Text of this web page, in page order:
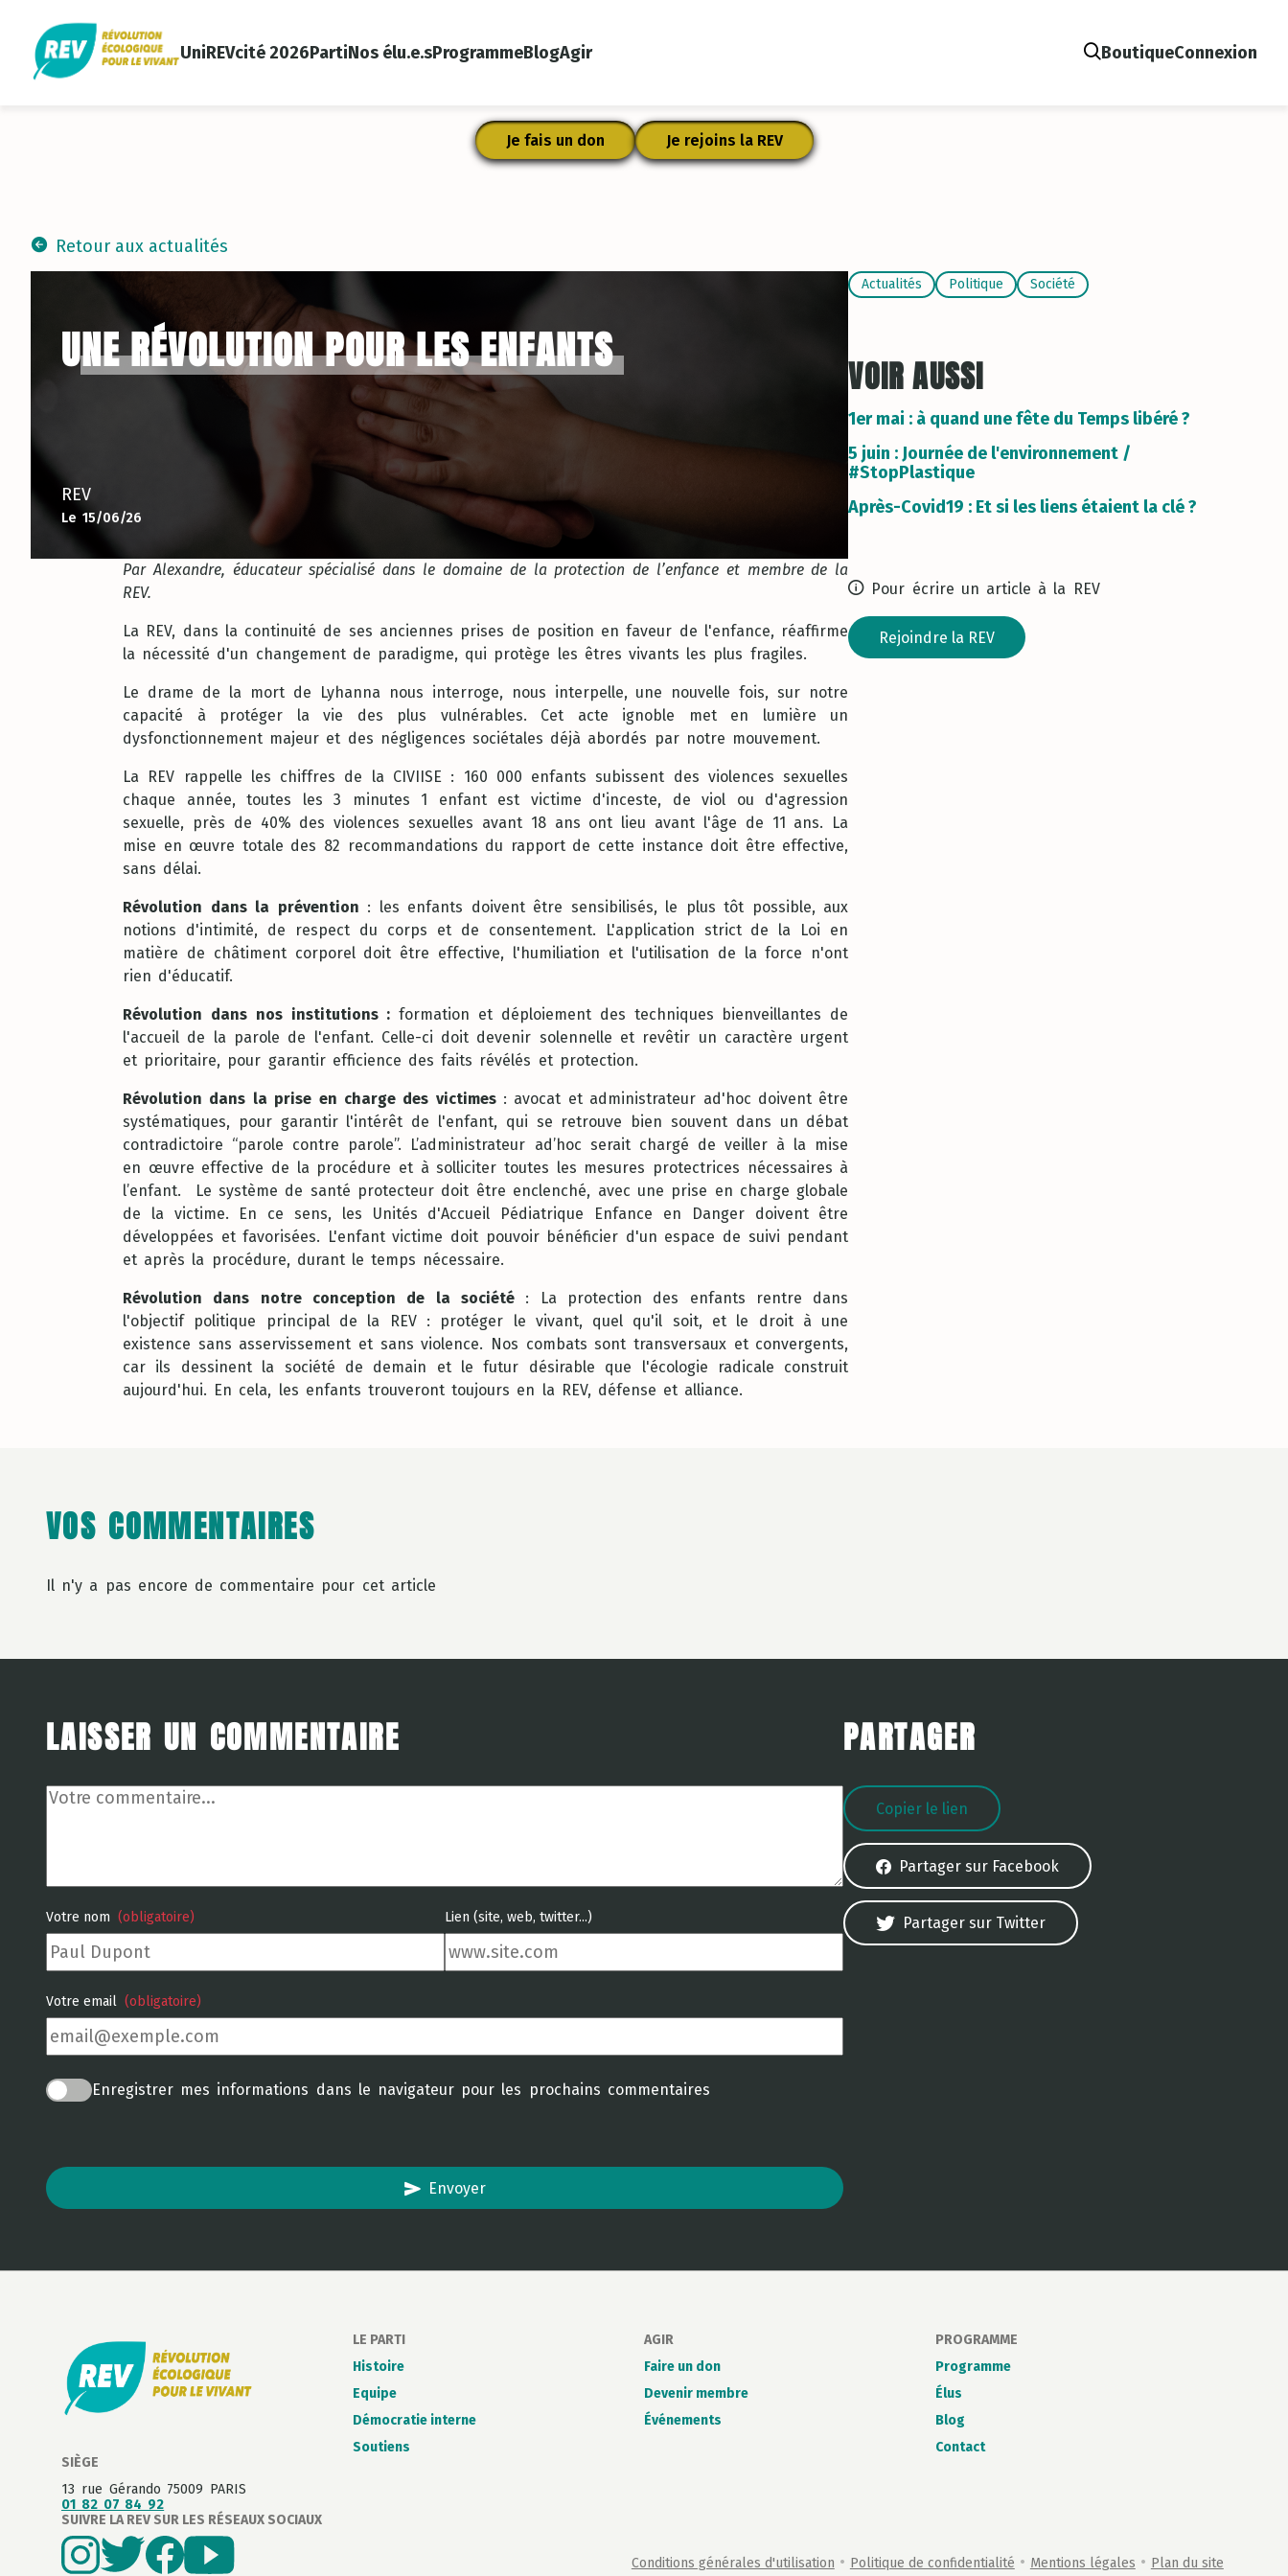
UniREVcité 2026PartiNos élu.e.sProgrammeBlogAgir
Recherche
BoutiqueConnexion
Je fais un don Je rejoins la REV
Retour aux actualités
UNE RÉVOLUTION POUR LES ENFANTS
REV
Le 15/06/26
Par Alexandre, éducateur spécialisé dans le domaine de la protection de l’enfance et membre de la
REV.
La REV, dans la continuité de ses anciennes prises de position en faveur de l'enfance, réaffirme
la nécessité d'un changement de paradigme, qui protège les êtres vivants les plus fragiles.
Le drame de la mort de Lyhanna nous interroge, nous interpelle, une nouvelle fois, sur notre
capacité à protéger la vie des plus vulnérables. Cet acte ignoble met en lumière un
dysfonctionnement majeur et des négligences sociétales déjà abordés par notre mouvement.
La REV rappelle les chiffres de la CIVIISE : 160 000 enfants subissent des violences sexuelles
chaque année, toutes les 3 minutes 1 enfant est victime d'inceste, de viol ou d'agression
sexuelle, près de 40% des violences sexuelles avant 18 ans ont lieu avant l'âge de 11 ans. La
mise en œuvre totale des 82 recommandations du rapport de cette instance doit être effective,
sans délai.
Révolution dans la prévention : les enfants doivent être sensibilisés, le plus tôt possible, aux
notions d'intimité, de respect du corps et de consentement. L'application strict de la Loi en
matière de châtiment corporel doit être effective, l'humiliation et l'utilisation de la force n'ont
rien d'éducatif.
Révolution dans nos institutions : formation et déploiement des techniques bienveillantes de
l'accueil de la parole de l'enfant. Celle-ci doit devenir solennelle et revêtir un caractère urgent
et prioritaire, pour garantir efficience des faits révélés et protection.
Révolution dans la prise en charge des victimes: avocat et administrateur ad'hoc doivent être
systématiques, pour garantir l'intérêt de l'enfant, qui se retrouve bien souvent dans un débat
contradictoire “parole contre parole”. L’administrateur ad’hoc serait chargé de veiller à la mise
en œuvre effective de la procédure et à solliciter toutes les mesures protectrices nécessaires à
l’enfant. Le système de santé protecteur doit être enclenché, avec une prise en charge globale
de la victime. En ce sens, les Unités d'Accueil Pédiatrique Enfance en Danger doivent être
développées et favorisées. L'enfant victime doit pouvoir bénéficier d'un espace de suivi pendant
et après la procédure, durant le temps nécessaire.
Révolution dans notre conception de la société : La protection des enfants rentre dans
l'objectif politique principal de la REV : protéger le vivant, quel qu'il soit, et le droit à une
existence sans asservissement et sans violence. Nos combats sont transversaux et convergents,
car ils dessinent la société de demain et le futur désirable que l'écologie radicale construit
aujourd'hui. En cela, les enfants trouveront toujours en la REV, défense et alliance.
Actualités Politique Société
VOIR AUSSI
1er mai : à quand une fête du Temps libéré ?
5 juin : Journée de l'environnement /
#StopPlastique
Après-Covid19 : Et si les liens étaient la clé ?
Pour écrire un article à la REV
Rejoindre la REV
VOS COMMENTAIRES
Il n'y a pas encore de commentaire pour cet article
LAISSER UN COMMENTAIRE
Votre
commentaire
Votre nom (obligatoire) Lien (site, web, twitter...)
Votre email (obligatoire)
Enregistrer mes informations dans le navigateur pour les prochains commentaires
Envoyer
PARTAGER
Copier le lien
Partager sur Facebook
Partager sur Twitter
LE PARTI
Histoire
Equipe
Démocratie interne
Soutiens
AGIR
Faire un don
Devenir membre
Événements
PROGRAMME
Programme
Élus
Blog
Contact
SIÈGE
13 rue Gérando 75009 PARIS
01 82 07 84 92
SUIVRE LA REV SUR LES RÉSEAUX SOCIAUX
Conditions générales d'utilisation • Politique de confidentialité • Mentions légales • Plan du site